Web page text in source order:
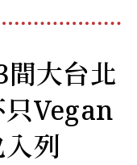
間大台北
Vegan
列